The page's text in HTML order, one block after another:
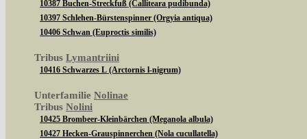
10387 Buchen-Streckfuß (Calliteara pudibunda)
10397 Schlehen-Bürstenspinner (Orgyia antiqua)
10406 Schwan (Euproctis similis)
Tribus Lymantriini
10416 Schwarzes L (Arctornis l-nigrum)
Unterfamilie Nolinae
Tribus Nolini
10425 Brombeer-Kleinbärchen (Meganola albula)
10427 Hecken-Grauspinnerchen (Nola cucullatella)